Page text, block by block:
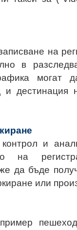
на
в
могат
и дестинация
и
на
да бъде
или